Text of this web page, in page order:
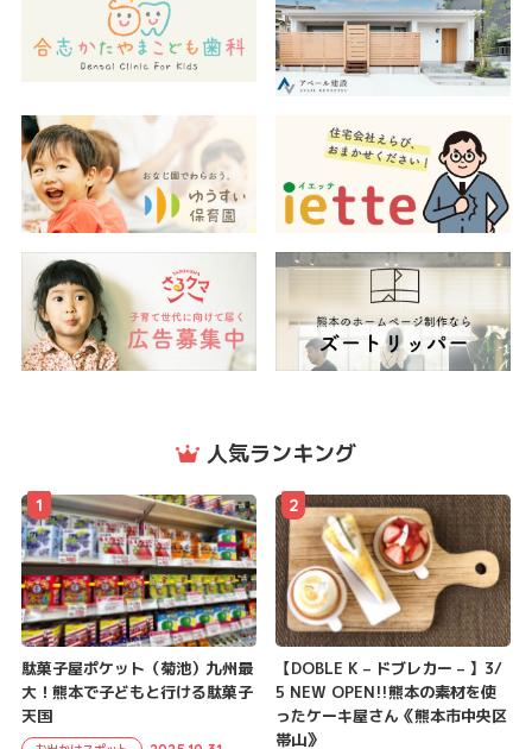
人気ランキング
駄菓子屋ポケット（菊池）九州最
大！熊本で子どもと行ける駄菓子
天国
1
【DOBLE K – ドブレカー – 】3/
5 NEW OPEN!!熊本の素材を使
ったケーキ屋さん《熊本市中央区
帯山》
2